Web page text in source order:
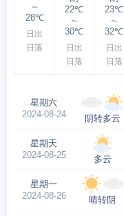
～
28℃
日出
日落
22℃
～
30℃
日出
日落
23℃
～
32℃
日出
日落
星期六
2024-08-24
阴转多云
星期天
2024-08-25
多云
星期一
2024-08-26
晴转阴